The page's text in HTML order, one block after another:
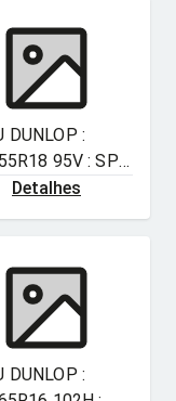
DUNLOP :
95V : SP
MAXX 060
Detalhes
DUNLOP :